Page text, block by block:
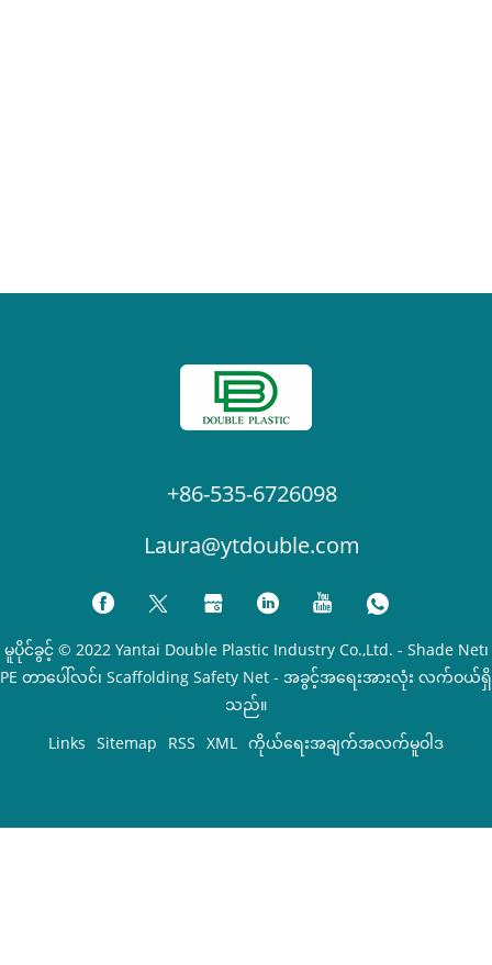
+86-535-6726098
Laura@ytdouble.com
မူပိုင်ခွင့် © 2022 Yantai Double Plastic Industry Co.,Ltd. - Shade Net၊
PE တာပေါ်လင်၊ Scaffolding Safety Net - အခွင့်အရေးအားလုံး လက်ဝယ်ရှိ
သည်။
Links Sitemap RSS XML ကိုယ်ရေးအချက်အလက်မူဝါဒ